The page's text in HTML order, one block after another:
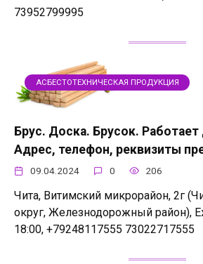
73952799995
АСБЕСТОТЕХНИЧЕСКАЯ ПРОДУКЦИЯ
Брус. Доска. Брусок. Работает
Адрес, телефон, реквизиты
09.04.2024 0 206
Чита, Витимский микрорайон, 2г
округ, Железнодорожный район),
18:00, +79248117555 73022717555